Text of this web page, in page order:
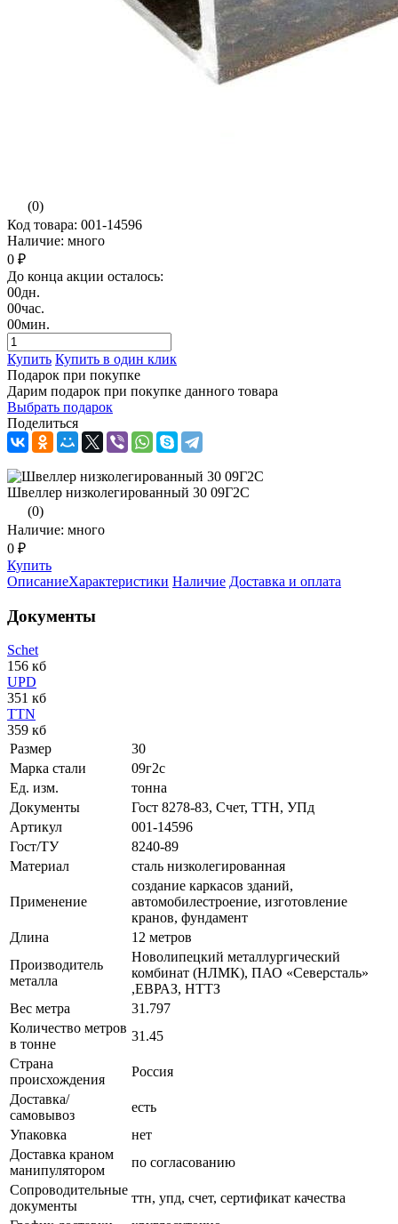
(0)
Код товара: 001-14596
Наличие: много
0 ₽
До конца акции осталось:
00дн.
00час.
00мин.
Купить Купить в один клик
Подарок при покупке
Дарим подарок при покупке данного товара
Выбрать подарок
Поделиться
Швеллер низколегированный 30 09Г2С
(0)
Наличие: много
0 ₽
Купить
ОписаниеХарактеристики Наличие Доставка и оплата
Документы
Schet
156 кб
UPD
351 кб
TTN
359 кб
Размер
30
Марка стали
09г2с
Ед. изм.
тонна
Документы
Гост 8278-83, Счет, ТТН, УПд
Артикул
001-14596
Гост/ТУ
8240-89
Материал
сталь низколегированная
Применение
создание каркасов зданий,
автомобилестроение, изготовление
кранов, фундамент
Длина
12 метров
Производитель
металла
Новолипецкий металлургический
комбинат (НЛМК), ПАО «Северсталь»
,ЕВРАЗ, НТТЗ
Вес метра
31.797
Количество метров
в тонне
31.45
Страна
происхождения
Россия
Доставка/
самовывоз
есть
Упаковка
нет
Доставка краном
манипулятором
по согласованию
Сопроводительные
документы
ттн, упд, счет, сертификат качества